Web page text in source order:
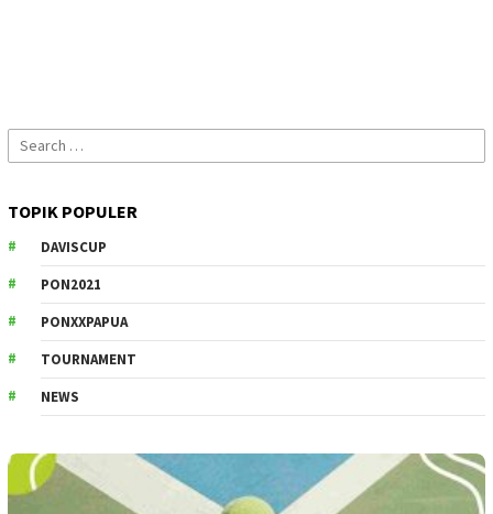
Search
for:
TOPIK POPULER
DAVISCUP
PON2021
PONXXPAPUA
TOURNAMENT
NEWS